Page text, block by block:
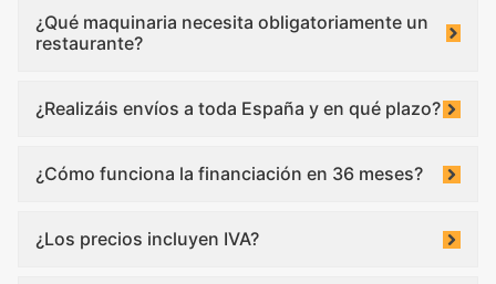
¿Qué maquinaria necesita obligatoriamente un
restaurante?
¿Realizáis envíos a toda España y en qué plazo?
¿Cómo funciona la financiación en 36 meses?
¿Los precios incluyen IVA?